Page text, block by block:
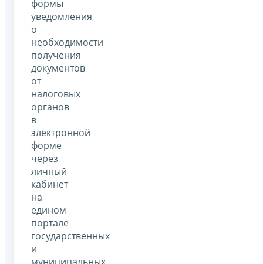
формы
уведомления
о
необходимости
получения
документов
от
налоговых
органов
в
электронной
форме
через
личный
кабинет
на
едином
портале
государственных
и